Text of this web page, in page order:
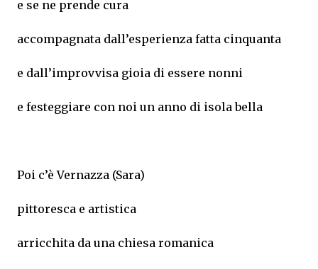
e se ne prende cura
accompagnata dall’esperienza fatta cinquanta
e dall’improvvisa gioia di essere nonni
e festeggiare con noi un anno di isola bella
Poi c’è Vernazza (Sara)
pittoresca e artistica
arricchita da una chiesa romanica